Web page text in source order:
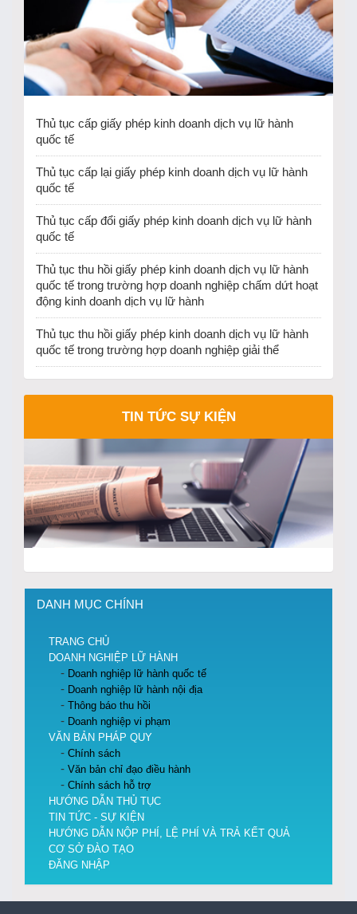
Thủ tục cấp giấy phép kinh doanh dịch vụ lữ hành
quốc tế
Thủ tục cấp lại giấy phép kinh doanh dịch vụ lữ hành
quốc tế
Thủ tục cấp đổi giấy phép kinh doanh dịch vụ lữ hành
quốc tế
Thủ tục thu hồi giấy phép kinh doanh dịch vụ lữ hành
quốc tế trong trường hợp doanh nghiệp chấm dứt hoạt
động kinh doanh dịch vụ lữ hành
Thủ tục thu hồi giấy phép kinh doanh dịch vụ lữ hành
quốc tế trong trường hợp doanh nghiệp giải thể
TIN TỨC SỰ KIỆN
DANH MỤC CHÍNH
TRANG CHỦ
DOANH NGHIỆP LỮ HÀNH
Doanh nghiệp lữ hành quốc tế
Doanh nghiệp lữ hành nội địa
Thông báo thu hồi
Doanh nghiệp vi phạm
VĂN BẢN PHÁP QUY
Chính sách
Văn bản chỉ đạo điều hành
Chính sách hỗ trợ
HƯỚNG DẪN THỦ TỤC
TIN TỨC - SỰ KIỆN
HƯỚNG DẪN NỘP PHÍ, LỆ PHÍ VÀ TRẢ KẾT QUẢ
CƠ SỞ ĐÀO TẠO
ĐĂNG NHẬP